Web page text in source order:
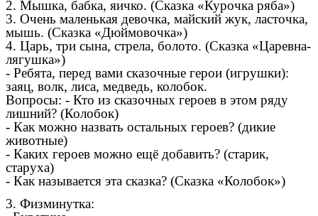
2. Мышка, бабка, яичко. (Сказка «Курочка ряба»)
3. Очень маленькая девочка, майский жук, ласточка,
мышь. (Сказка «Дюймовочка»)
4. Царь, три сына, стрела, болото. (Сказка «Царевна-
лягушка»)
- Ребята, перед вами сказочные герои (игрушки):
заяц, волк, лиса, медведь, колобок.
Вопросы: - Кто из сказочных героев в этом ряду
лишний? (Колобок)
- Как можно назвать остальных героев? (дикие
животные)
- Каких героев можно ещё добавить? (старик,
старуха)
- Как называется эта сказка? (Сказка «Колобок»)
3. Физминутка: